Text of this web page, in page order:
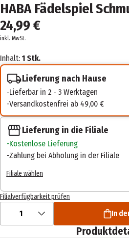
HABA Fädelspiel
24,99 €
inkl. MwSt.
Inhalt: 1 Stk.
Lieferung nach Hause
Lieferbar in 2 - 3 Werktagen
Versandkostenfrei ab 49,00 €
Lieferung in die Filiale
Kostenlose Lieferung
Zahlung bei Abholung in der Filiale
Filiale wählen
Filialverfügbarkeit prüfen
1 In